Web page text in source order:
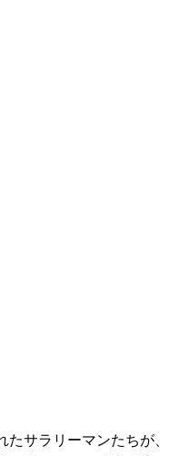
サラリーマンたちが、